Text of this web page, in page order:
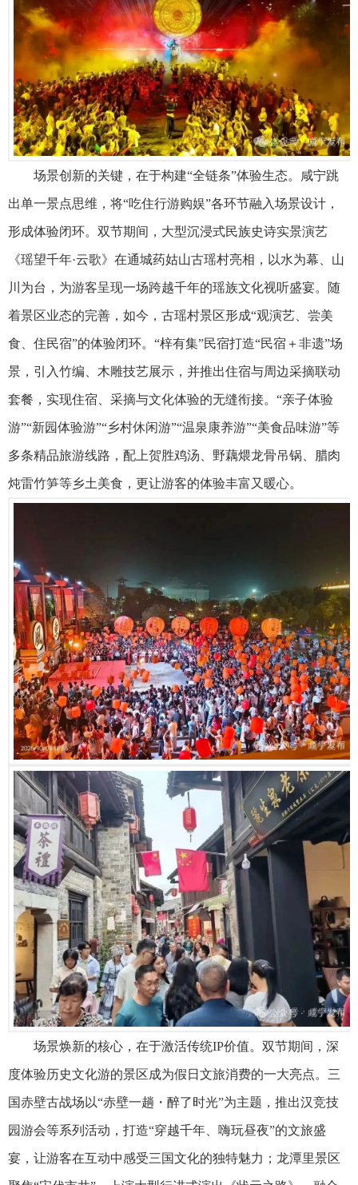
场景创新的关键，在于构建“全链条”体验生态。咸宁跳
出单一景点思维，将“吃住行游购娱”各环节融入场景设计，
形成体验闭环。双节期间，大型沉浸式民族史诗实景演艺
《瑶望千年·云歌》在通城药姑山古瑶村亮相，以水为幕、山
川为台，为游客呈现一场跨越千年的瑶族文化视听盛宴。随
着景区业态的完善，如今，古瑶村景区形成“观演艺、尝美
食、住民宿”的体验闭环。“梓有集”民宿打造“民宿＋非遗”场
景，引入竹编、木雕技艺展示，并推出住宿与周边采摘联动
套餐，实现住宿、采摘与文化体验的无缝衔接。“亲子体验
游”“新园体验游”“乡村休闲游”“温泉康养游”“美食品味游”等
多条精品旅游线路，配上贺胜鸡汤、野藕煨龙骨吊锅、腊肉
炖雷竹笋等乡土美食，更让游客的体验丰富又暖心。
场景焕新的核心，在于激活传统IP价值。双节期间，深
度体验历史文化游的景区成为假日文旅消费的一大亮点。三
国赤壁古战场以“赤壁一趟・醉了时光”为主题，推出汉竞技
园游会等系列活动，打造“穿越千年、嗨玩昼夜”的文旅盛
宴，让游客在互动中感受三国文化的独特魅力；龙潭里景区